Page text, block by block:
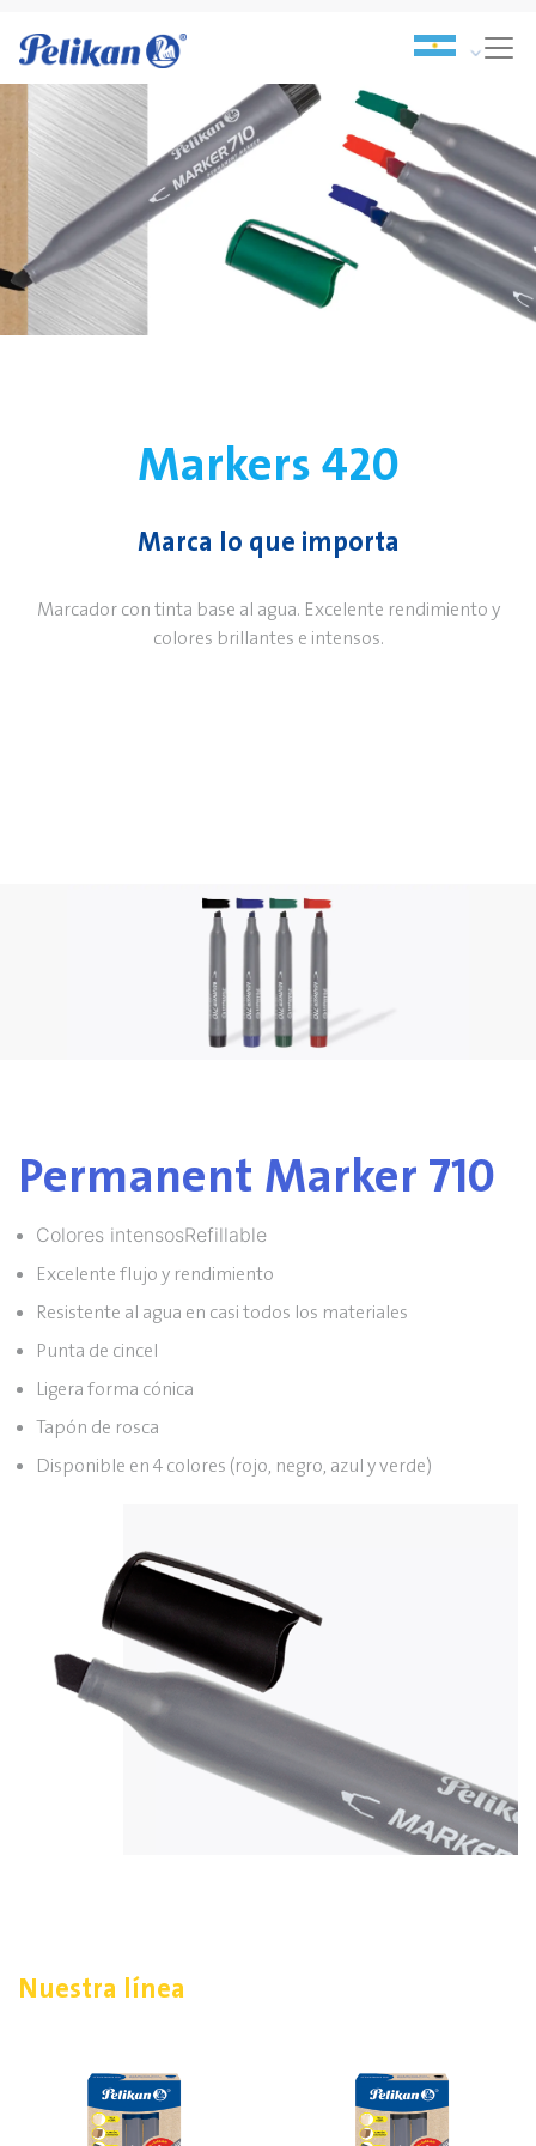
Markers 420
Marca lo que importa
Marcador con tinta base al agua. Excelente rendimiento y
colores brillantes e intensos.
Permanent Marker 710
Colores intensosRefillable
Excelente flujo y rendimiento
Resistente al agua en casi todos los materiales
Punta de cincel
Ligera forma cónica
Tapón de rosca
Disponible en 4 colores (rojo, negro, azul y verde)
Nuestra línea